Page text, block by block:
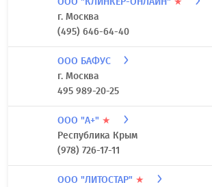
г. Москва
(495) 646-64-40
ООО БАФУС
г. Москва
495 989-20-25
ООО "А+" ★
Республика Крым
(978) 726-17-11
ООО "ЛИТОСТАР" ★